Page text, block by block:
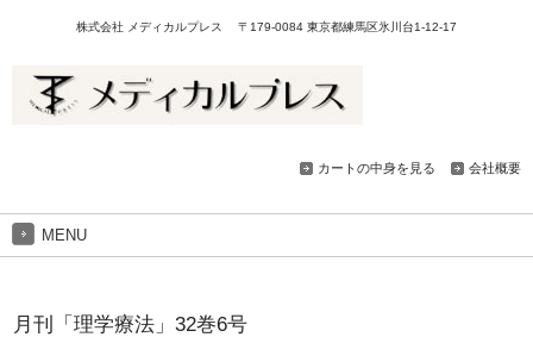
株式会社 メディカルプレス 〒179-0084 東京都練馬区氷川台1-12-17
カートの中身を見る 会社概要
MENU
月刊「理学療法」32巻6号